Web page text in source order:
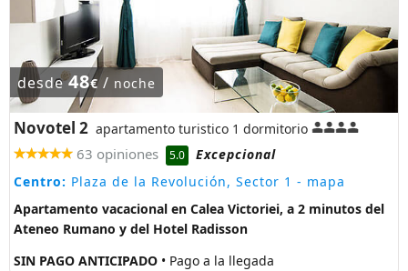
desde48€/ noche
Novotel 2 apartamento turistico 1 dormitorio
63 opiniones 5.0
Excepcional
Centro: Plaza de la Revolución, Sector 1 - mapa
Apartamento vacacional en Calea Victoriei, a 2 minutos del
Ateneo Rumano y del Hotel Radisson
SIN PAGO ANTICIPADO • Pago a la llegada